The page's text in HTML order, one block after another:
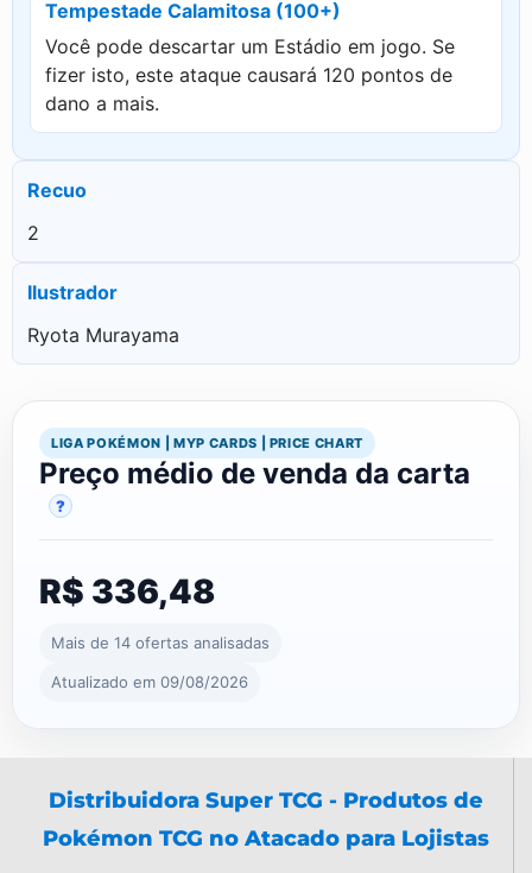
Tempestade Calamitosa (100+)
Você pode descartar um Estádio em jogo. Se
fizer isto, este ataque causará 120 pontos de
dano a mais.
Recuo
2
Ilustrador
Ryota Murayama
LIGA POKÉMON | MYP CARDS | PRICE CHART
Preço médio de venda da carta
?
R$ 336,48
Mais de 14 ofertas analisadas
Atualizado em 09/08/2026
Distribuidora Super TCG - Produtos de
Pokémon TCG no Atacado para Lojistas